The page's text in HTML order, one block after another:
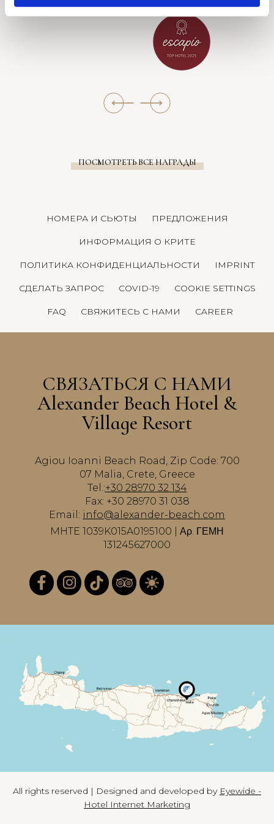
ПОСМОТРЕТЬ ВСЕ НАГРАДЫ
НОМЕРА И СЬЮТЫ ПРЕДЛОЖЕНИЯ
ИНФОРМАЦИЯ О КРИТЕ
ПОЛИТИКА КОНФИДЕНЦИАЛЬНОСТИ IMPRINT
СДЕЛАТЬ ЗАПРОС COVID-19 COOKIE SETTINGS
FAQ СВЯЖИТЕСЬ С НАМИ CAREER
СВЯЗАТЬСЯ С НАМИ
Alexander Beach Hotel &
Village Resort
Agiou Ioanni Beach Road, Zip Code: 700
07 Malia, Crete, Greece
Tel.:+30 28970 32 134
Fax: +30 28970 31 038
Email: info@alexander-beach.com
MHTE 1039K015A0195100 | Αρ. ΓΕΜΗ
131245627000
All rights reserved | Designed and developed by Eyewide -
Hotel Internet Marketing